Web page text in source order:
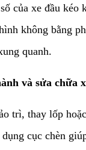
của xe đầu kéo
không bằng
quanh.
và sửa chữa
trì, thay lốp
cục chèn